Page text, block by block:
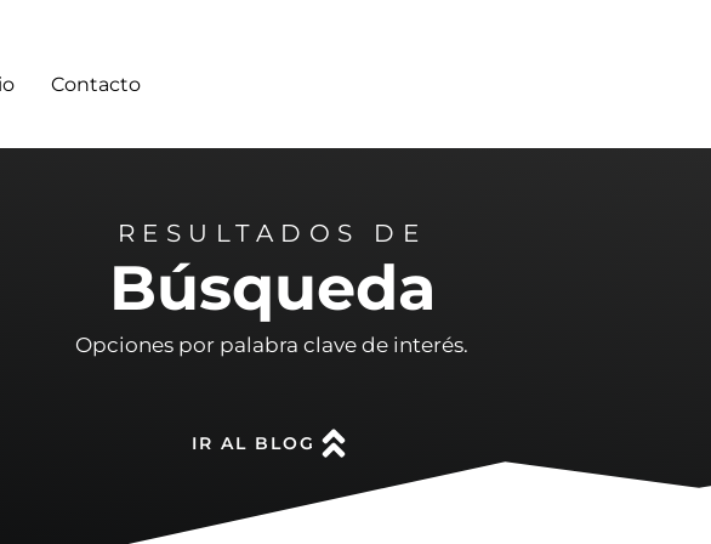
Contacto
RESULTADOS DE
Búsqueda
Opciones por palabra clave de interés.
IR AL BLOG